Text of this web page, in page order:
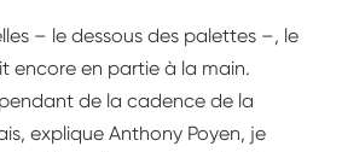
– le dessous des palettes –, le
encore en partie à la main.
de la cadence de la
explique Anthony Poyen, je